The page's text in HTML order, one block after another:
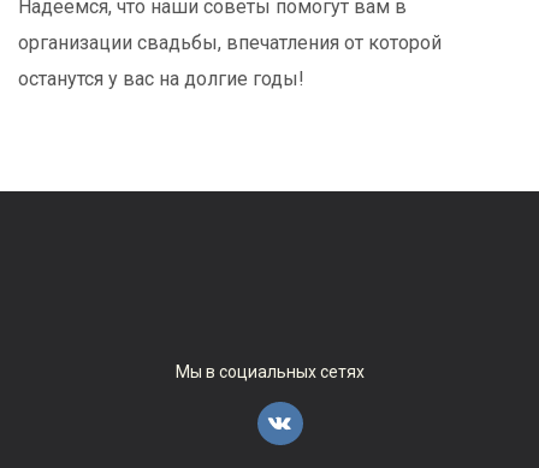
Надеемся, что наши советы помогут вам в
организации свадьбы, впечатления от которой
останутся у вас на долгие годы!
Мы в социальных сетях